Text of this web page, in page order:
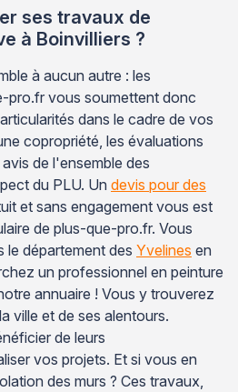
ses travaux de
à Boinvilliers ?
à aucun autre : les
pro.fr vous soumettent donc
dans le cadre de vos
copropriété, les évaluations
de l'ensemble des
du PLU. Un devis pour des
et sans engagement vous est
de plus-que-pro.fr. Vous
le département des Yvelines en
un professionnel en peinture
annuaire ! Vous y trouverez
ville et de ses alentours.
de leurs
vos projets. Et si vous en
des murs ? Ces travaux,